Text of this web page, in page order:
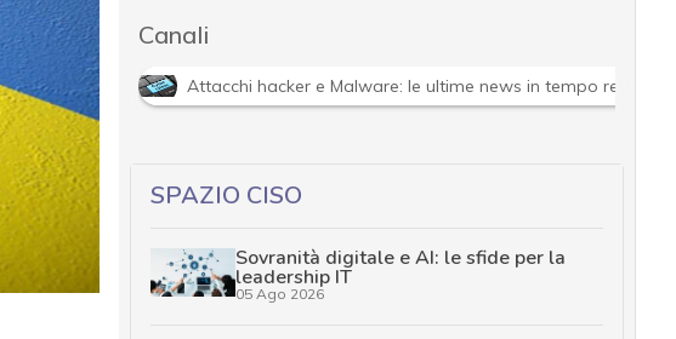
Canali
Attacchi hacker e Malware: le ultime news in tempo reale e
SPAZIO CISO
Sovranità digitale e AI: le sfide per la
leadership IT
05 Ago 2026